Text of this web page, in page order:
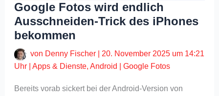
Google Fotos wird endlich
Ausschneiden-Trick des iPhones
bekommen
von Denny Fischer |20. November 2025 um 14:21
Uhr |Apps & Dienste,Android |Google Fotos
Bereits vorab sickert bei der Android-Version von